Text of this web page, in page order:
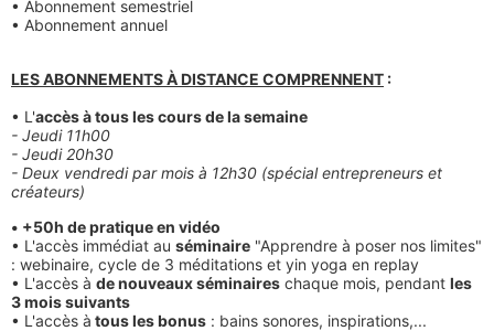
• Abonnement semestriel
• Abonnement annuel
LES ABONNEMENTS À DISTANCE COMPRENNENT :
• L'accès à tous les cours de la semaine
- Jeudi 11h00
- Jeudi 20h30
- Deux vendredi par mois à 12h30 (spécial entrepreneurs et
créateurs)
• +50h de pratique en vidéo
• L'accès immédiat au séminaire "Apprendre à poser nos limites"
: webinaire, cycle de 3 méditations et yin yoga en replay
• L'accès à de nouveaux séminaires chaque mois, pendant les
3 mois suivants
• L'accès à tous les bonus : bains sonores, inspirations,...